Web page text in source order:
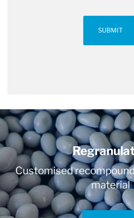
SUBMIT
Customised
material